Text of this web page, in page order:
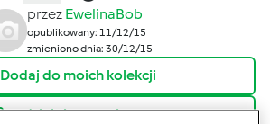
przez EwelinaBob
opublikowany: 11/12/15
zmieniono dnia: 30/12/15
Dodaj do moich kolekcji
podziel się przepisem